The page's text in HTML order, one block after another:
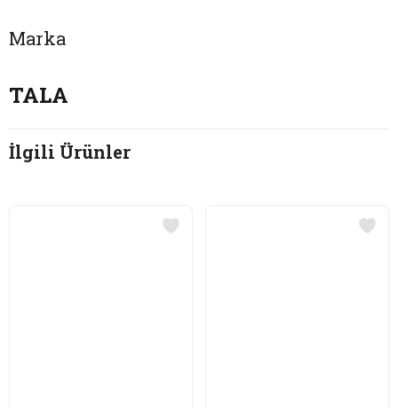
Marka
TALA
İlgili Ürünler